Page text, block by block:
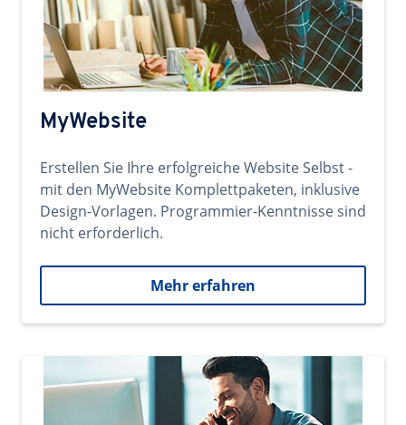
MyWebsite
Erstellen Sie Ihre erfolgreiche Website Selbst -
mit den MyWebsite Komplettpaketen, inklusive
Design-Vorlagen. Programmier-Kenntnisse sind
nicht erforderlich.
Mehr erfahren